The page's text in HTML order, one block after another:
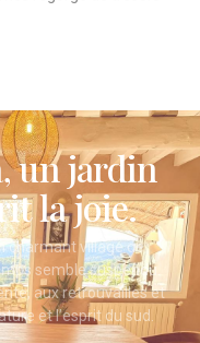
un jardin
la joie.
charmant village de
semble suspendu.
aux retrouvailles et
et l’esprit du sud.